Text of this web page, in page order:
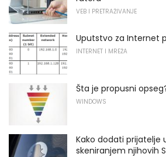
VEB I PRETRAŽIVANJE
Uputstvo za Internet
INTERNET I MREŽA
Šta je propusni
WINDOWS
Kako dodati prijatelje
skeniranjem njihovih